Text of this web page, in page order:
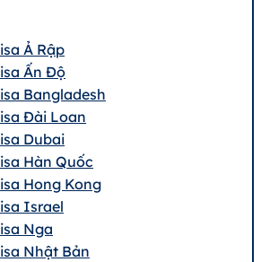
Ả Rập
Ấn Độ
Bangladesh
Đài Loan
Dubai
Hàn Quốc
Hong Kong
Israel
Nga
Nhật Bản